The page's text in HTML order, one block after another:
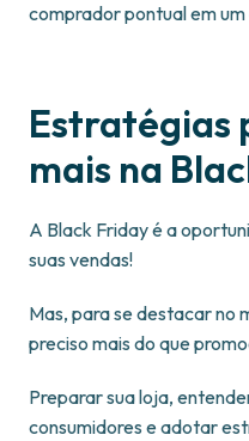
comprador pontual em
​​Estratégias
mais na
A Black Friday é a
suas vendas!
Mas, para se destacar no
preciso mais do que
Preparar sua loja,
consumidores e adotar